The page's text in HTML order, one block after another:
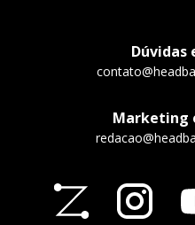
Dúvidas
Marketing